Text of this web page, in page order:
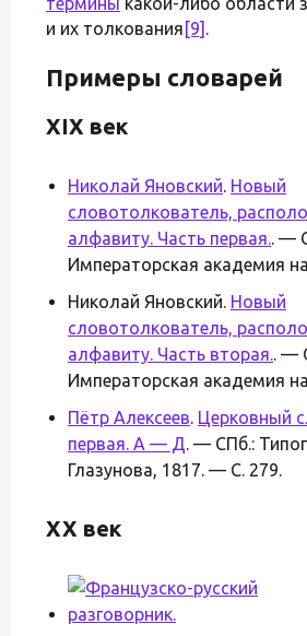
и их толкования [9] .
Примеры словарей
XIX век
Николай Яновский. Новый
словотолкователь,
алфавиту. Часть первая.. —
Императорская академия
Николай Яновский. Новый
словотолкователь,
алфавиту. Часть вторая.. —
Императорская академия
Пётр Алексеев. Церковный
первая. А — Д. — СПб.:
Глазунова, 1817. — С. 279.
XX век